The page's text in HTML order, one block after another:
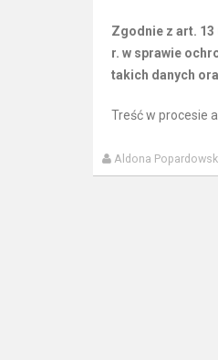
Zgodnie z art. 13
r. w sprawie
takich danych
Treść w procesie
Aldona